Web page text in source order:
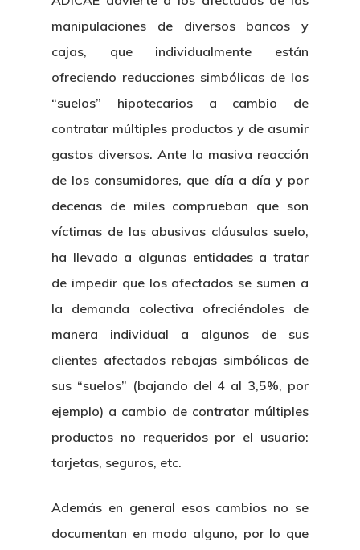
manipulaciones de diversos bancos y
cajas, que individualmente están
ofreciendo reducciones simbólicas de los
“suelos” hipotecarios a cambio de
contratar múltiples productos y de asumir
gastos diversos. Ante la masiva reacción
de los consumidores, que día a día y por
decenas de miles comprueban que son
víctimas de las abusivas cláusulas suelo,
ha llevado a algunas entidades a tratar
de impedir que los afectados se sumen a
la demanda colectiva ofreciéndoles de
manera individual a algunos de sus
clientes afectados rebajas simbólicas de
sus “suelos” (bajando del 4 al 3,5%, por
ejemplo) a cambio de contratar múltiples
productos no requeridos por el usuario:
tarjetas, seguros, etc.
Además en general esos cambios no se
documentan en modo alguno, por lo que
Inicio
Noticias
Sentencias
Revista
Café Jurídico
¿Quiénes